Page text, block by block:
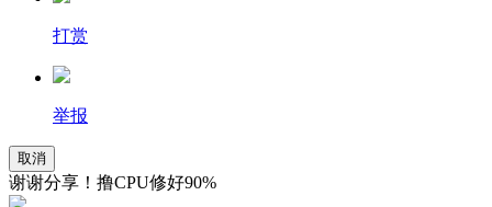
打赏
举报
取消
谢谢分享！撸CPU修好90%